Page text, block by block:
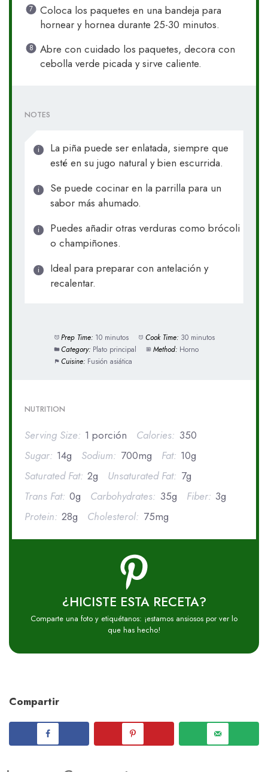
Coloca los paquetes en una bandeja para
hornear y hornea durante 25-30 minutos.
Abre con cuidado los paquetes, decora con
cebolla verde picada y sirve caliente.
NOTES
La piña puede ser enlatada, siempre que
esté en su jugo natural y bien escurrida.
Se puede cocinar en la parrilla para un
sabor más ahumado.
Puedes añadir otras verduras como brócoli
o champiñones.
Ideal para preparar con antelación y
recalentar.
Prep Time: 10 minutos Cook Time: 30 minutos
Category: Plato principal Method: Horno
Cuisine: Fusión asiática
NUTRITION
Serving Size: 1 porción Calories: 350
Sugar: 14g Sodium: 700mg Fat: 10g
Saturated Fat: 2g Unsaturated Fat: 7g
Trans Fat: 0g Carbohydrates: 35g Fiber: 3g
Protein: 28g Cholesterol: 75mg
¿HICISTE ESTA RECETA?
Comparte una foto y etiquétanos: ¡estamos ansiosos por ver lo
que has hecho!
Compartir